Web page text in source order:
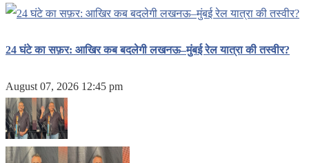
24 घंटे का सफ़र: आखिर कब बदलेगी लखनऊ–मुंबई रेल यात्रा की तस्वीर?
August 07, 2026 12:45 pm